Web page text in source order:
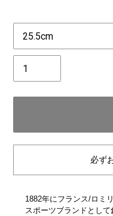
必ず
1882年にフランス/ロミ
スポーツブランドとし